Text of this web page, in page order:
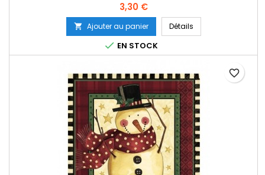
Prix
3,30 €
 Ajouter au panier Détails
 EN STOCK
favorite_border